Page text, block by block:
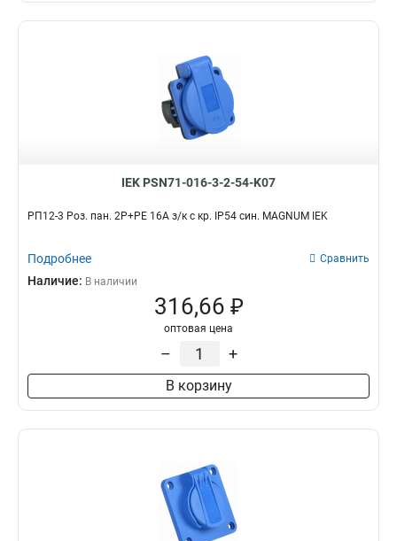
IEK PSN71-016-3-2-54-K07
РП12-3 Роз. пан. 2Р+РЕ 16А з/к с кр. IP54 син. MAGNUM IEK
Подробнее Сравнить
Наличие: В наличии
316,66 ₽
оптовая цена
– +
В корзину